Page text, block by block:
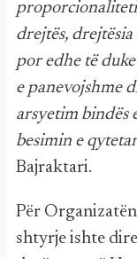
drejtës,
por edhe të
e panevojshme
arsyetim bindës
besimin e
Bajraktari.
Për
shtyrje ishte